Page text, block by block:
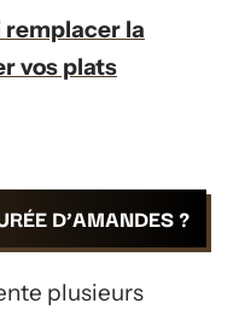
remplacer la
vos plats
D’AMANDES ?
plusieurs